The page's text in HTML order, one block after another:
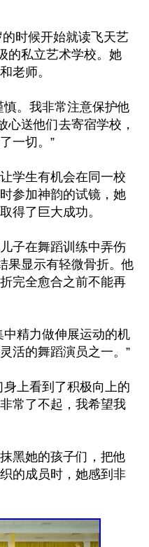
时候开始就读飞天艺
的私立艺术学校。她
老师。
。我非常注意保护他
心送他们去寄宿学校，
一切。”
学生有机会在同一校
参加神韵的试镜，她
得了巨大成功。
子在舞蹈训练中弄伤
果显示有轻微骨折。他
完全愈合之前不能再
中精力做伸展运动的机
活的舞蹈演员之一。”
上看到了积极向上的
常了不起，我希望我
黑她的孩子们，把他
的成员时，她感到非